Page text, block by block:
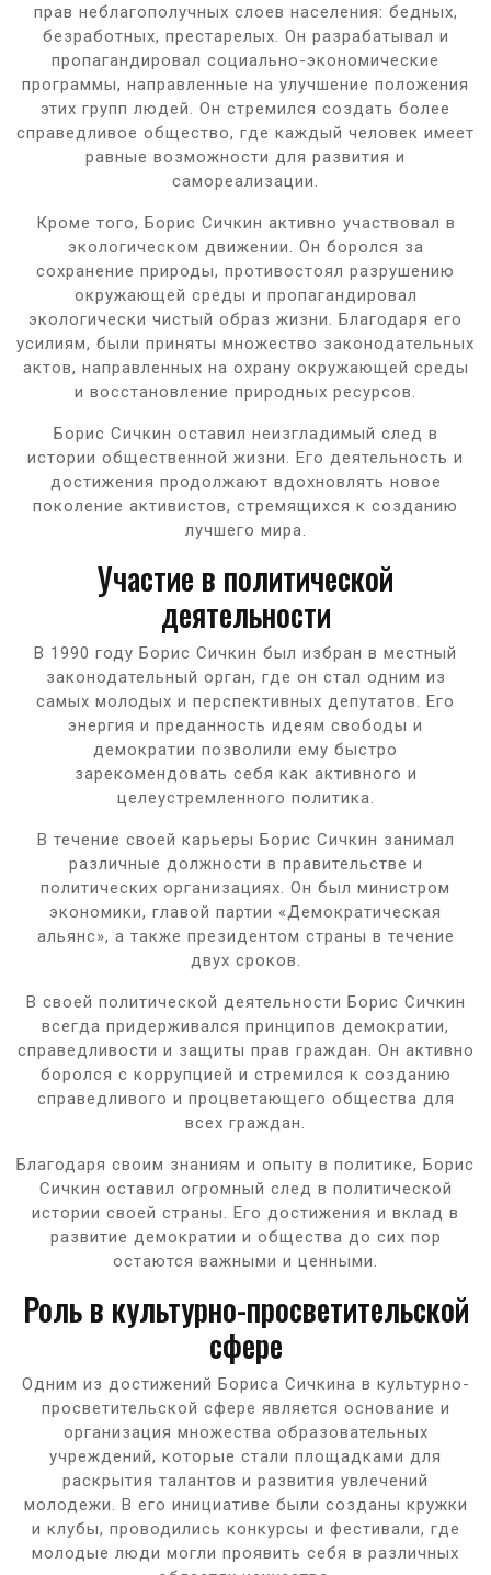
прав неблагополучных слоев населения: бедных,
безработных, престарелых. Он разрабатывал и
пропагандировал социально-экономические
программы, направленные на улучшение положения
этих групп людей. Он стремился создать более
справедливое общество, где каждый человек имеет
равные возможности для развития и
самореализации.
Кроме того, Борис Сичкин активно участвовал в
экологическом движении. Он боролся за
сохранение природы, противостоял разрушению
окружающей среды и пропагандировал
экологически чистый образ жизни. Благодаря его
усилиям, были приняты множество законодательных
актов, направленных на охрану окружающей среды
и восстановление природных ресурсов.
Борис Сичкин оставил неизгладимый след в
истории общественной жизни. Его деятельность и
достижения продолжают вдохновлять новое
поколение активистов, стремящихся к созданию
лучшего мира.
Участие в политической
деятельности
В 1990 году Борис Сичкин был избран в местный
законодательный орган, где он стал одним из
самых молодых и перспективных депутатов. Его
энергия и преданность идеям свободы и
демократии позволили ему быстро
зарекомендовать себя как активного и
целеустремленного политика.
В течение своей карьеры Борис Сичкин занимал
различные должности в правительстве и
политических организациях. Он был министром
экономики, главой партии «Демократическая
альянс», а также президентом страны в течение
двух сроков.
В своей политической деятельности Борис Сичкин
всегда придерживался принципов демократии,
справедливости и защиты прав граждан. Он активно
боролся с коррупцией и стремился к созданию
справедливого и процветающего общества для
всех граждан.
Благодаря своим знаниям и опыту в политике, Борис
Сичкин оставил огромный след в политической
истории своей страны. Его достижения и вклад в
развитие демократии и общества до сих пор
остаются важными и ценными.
Роль в культурно-просветительской
сфере
Одним из достижений Бориса Сичкина в культурно-
просветительской сфере является основание и
организация множества образовательных
учреждений, которые стали площадками для
раскрытия талантов и развития увлечений
молодежи. В его инициативе были созданы кружки
и клубы, проводились конкурсы и фестивали, где
молодые люди могли проявить себя в различных